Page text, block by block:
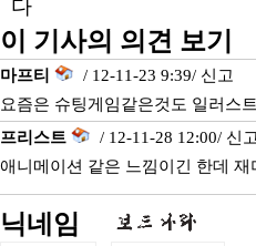
다
이 기사의 의견 보기
마프티 / 12-11-23 9:39/ 신고
요즘은 슈팅게임같은것도 일러스
프리스트
/ 12-11-28 12:00/ 신고
애니메이션 같은 느낌이긴 한데 재
닉네임